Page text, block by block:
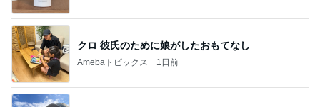
クロ 彼氏のために娘がしたおもてなし
Amebaトピックス 1日前